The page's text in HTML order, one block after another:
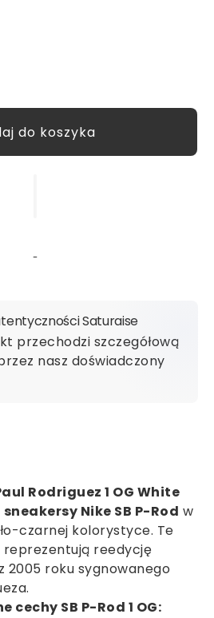
Saturaise
przechodzi szczegółową
nasz doświadczony
Rodriguez 1 OG White
sneakersy Nike SB P-Rod w
czarnej kolorystyce. Te
reprezentują reedycję
2005 roku sygnowanego
SB P-Rod 1 OG: